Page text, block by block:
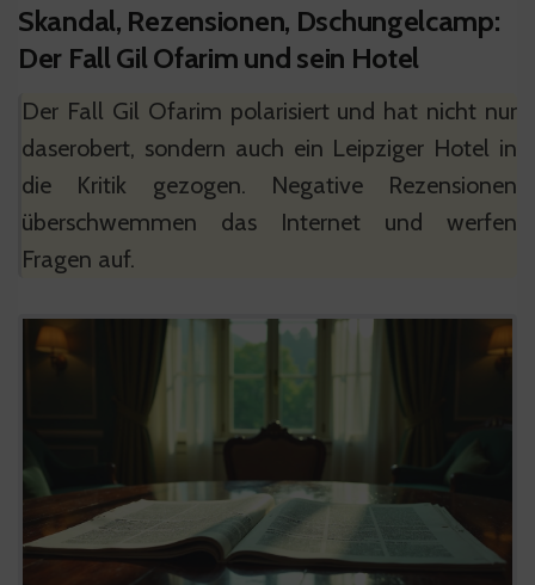
Skandal, Rezensionen, Dschungelcamp:
Der Fall Gil Ofarim und sein Hotel
Der Fall Gil Ofarim polarisiert und hat nicht nur
daserobert, sondern auch ein Leipziger Hotel in
die Kritik gezogen. Negative Rezensionen
überschwemmen das Internet und werfen
Fragen auf.